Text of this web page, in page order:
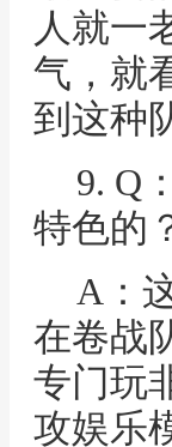
人就一
气，就
到这种
9. Q
特色的
A：
在卷战
专门玩
攻娱乐